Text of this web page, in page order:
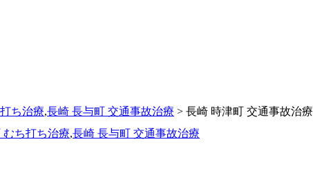
ち治療,長崎 長与町 交通事故治療 > 長崎 時津町 交通事故治療
むち打ち治療,長崎 長与町 交通事故治療